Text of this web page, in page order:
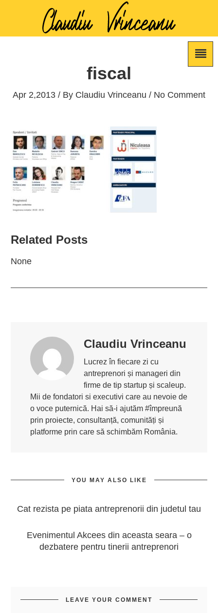
fiscal
Apr 2,2013 / By Claudiu Vrinceanu / No Comment
Related Posts
None
Claudiu Vrinceanu
Lucrez în fiecare zi cu
antreprenori și manageri din
firme de tip startup și scaleup.
Mii de fondatori si executivi care au nevoie de
o voce puternică. Hai să-i ajutăm #împreună
prin proiecte, consultanță, comunități și
platforme prin care să schimbăm România.
YOU MAY ALSO LIKE
Cat rezista pe piata antreprenorii din judetul tau
Evenimentul Akcees din aceasta seara – o
dezbatere pentru tinerii antreprenori
LEAVE YOUR COMMENT